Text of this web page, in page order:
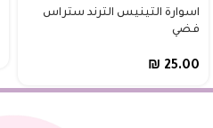
اسوارة التينيس الترند ستراس
فضي
₪ 25.00